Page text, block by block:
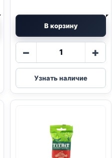
В корзину
−
Количество
TitBit
(ПЕЧЕНЬ,
ГОВЯДИНА,
+
Узнать наличие